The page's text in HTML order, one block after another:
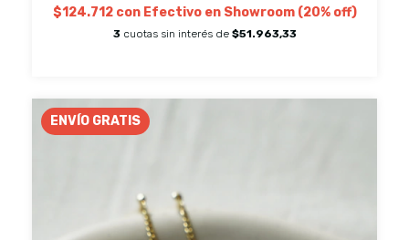
$124.712 con Efectivo en Showroom (20% off)
3 cuotas sin interés de $51.963,33
ENVÍO GRATIS